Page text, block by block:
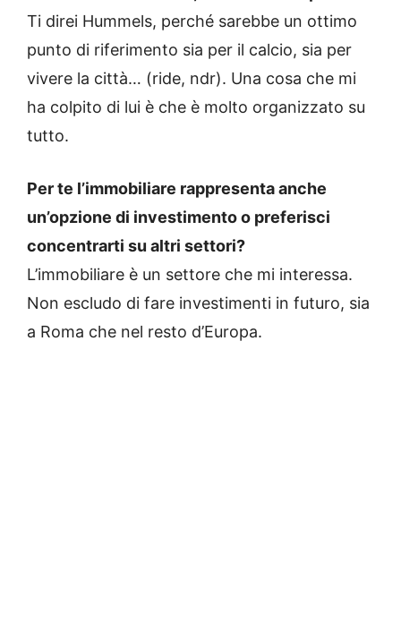
Ti direi Hummels, perché sarebbe un ottimo
punto di riferimento sia per il calcio, sia per
vivere la città… (ride, ndr). Una cosa che mi
ha colpito di lui è che è molto organizzato su
tutto.
Per te l’immobiliare rappresenta anche
un’opzione di investimento o preferisci
concentrarti su altri settori?
L’immobiliare è un settore che mi interessa.
Non escludo di fare investimenti in futuro, sia
a Roma che nel resto d’Europa.